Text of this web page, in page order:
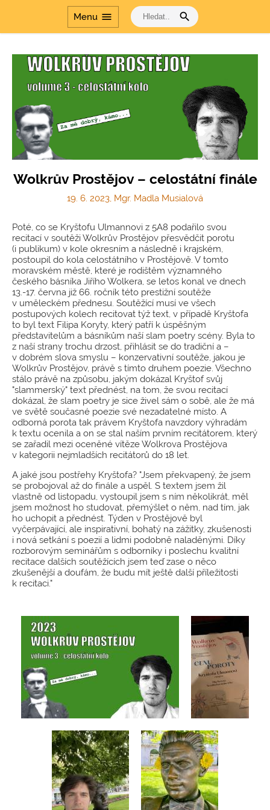
Menu menu search
Wolkrův Prostějov – celostátní finále
19. 6. 2023, Mgr. Madla Musialová
Poté, co se Kryštofu Ulmannovi z 5A8 podařilo svou
recitací v soutěži Wolkrův Prostějov přesvědčit porotu
(i publikum) v kole okresním a následně i krajském,
postoupil do kola celostátního v Prostějově. V tomto
moravském městě, které je rodištěm významného
českého básníka Jiřího Wolkera, se letos konal ve dnech
13.-17. června již 66. ročník této prestižní soutěže
v uměleckém přednesu. Soutěžící musí ve všech
postupových kolech recitovat týž text, v případě Kryštofa
to byl text Filipa Koryty, který patří k úspěšným
představitelům a básníkům naší slam poetry scény. Byla to
z naší strany trochu drzost, přihlásit se do tradiční a –
v dobrém slova smyslu – konzervativní soutěže, jakou je
Wolkrův Prostějov, právě s tímto druhem poezie. Všechno
stálo právě na způsobu, jakým dokázal Kryštof svůj
"slammerský" text přednést, na tom, že svou recitací
dokázal, že slam poetry je sice živel sám o sobě, ale že má
ve světě současné poezie své nezadatelné místo. A
odborná porota tak právem Kryštofa navzdory výhradám
k textu ocenila a on se stal naším prvním recitátorem, který
se zařadil mezi oceněné vítěze Wolkrova Prostějova
v kategorii nejmladších recitátorů do 18 let.
A jaké jsou postřehy Kryštofa? "Jsem překvapený, že jsem
se probojoval až do finále a uspěl. S textem jsem žil
vlastně od listopadu, vystoupil jsem s ním několikrát, měl
jsem možnost ho studovat, přemýšlet o něm, nad tím, jak
ho uchopit a přednést. Týden v Prostějově byl
vyčerpávající, ale inspirativní, bohatý na zážitky, zkušenosti
i nová setkání s poezií a lidmi podobně naladěnými. Díky
rozborovým seminářům s odborníky i poslechu kvalitní
recitace dalších soutěžících jsem teď zase o něco
zkušenější a doufám, že budu mít ještě další příležitosti
k recitaci."